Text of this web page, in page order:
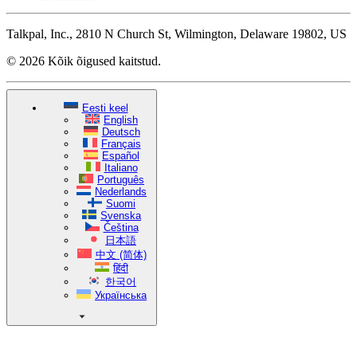
Talkpal, Inc., 2810 N Church St, Wilmington, Delaware 19802, US
© 2026 Kõik õigused kaitstud.
Eesti keel
English
Deutsch
Français
Español
Italiano
Português
Nederlands
Suomi
Svenska
Čeština
日本語
中文 (简体)
हिंदी
한국어
Українська